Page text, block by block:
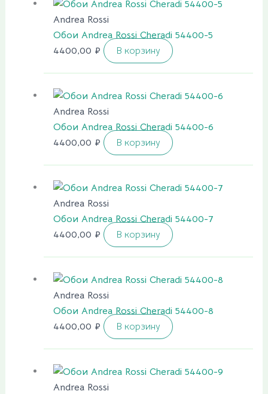
Andrea Rossi
Обои Andrea Rossi Cheradi 54400-5
4400,00 ₽ В корзину
Andrea Rossi
Обои Andrea Rossi Cheradi 54400-6
4400,00 ₽ В корзину
Andrea Rossi
Обои Andrea Rossi Cheradi 54400-7
4400,00 ₽ В корзину
Andrea Rossi
Обои Andrea Rossi Cheradi 54400-8
4400,00 ₽ В корзину
Andrea Rossi